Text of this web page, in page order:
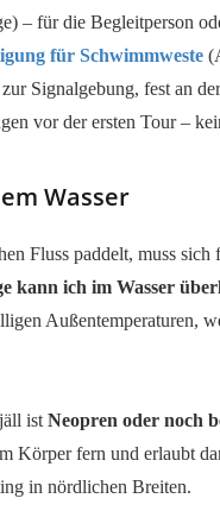
– für die Begleitperson
für Schwimmweste
Signalgebung, fest an
vor der ersten Tour –
Wasser
Fluss paddelt, muss
kann ich im Wasser
Außentemperaturen,
ist Neopren oder noch
Körper fern und erlaubt
in nördlichen Breiten.